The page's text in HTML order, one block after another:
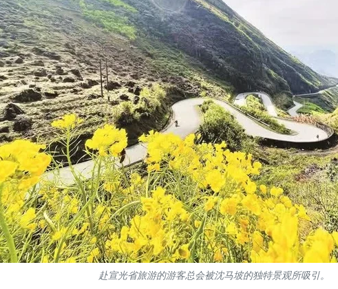
赴宣光省旅游的游客总会被沈马坡的独特景观所吸引。